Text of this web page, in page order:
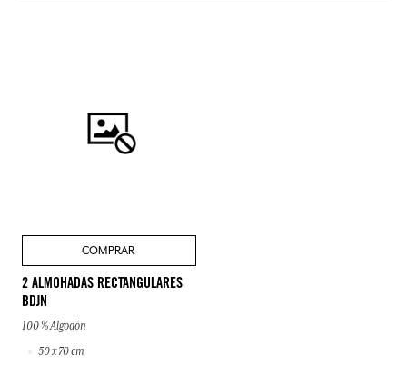
COMPRAR
2 ALMOHADAS RECTANGULARES
BDJN
100 % Algodón
50 x 70 cm